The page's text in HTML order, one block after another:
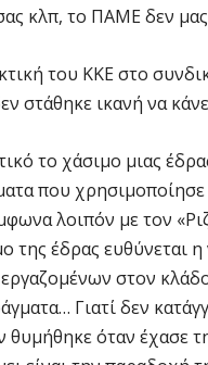
κλπ, το ΠΑΜΕ δεν μας
του ΚΚΕ στο
στάθηκε ικανή να
το χάσιμο μιας
που
λοιπόν με τον
της έδρας ευθύνεται
στον
Γιατί δεν
θυμήθηκε όταν έχασε